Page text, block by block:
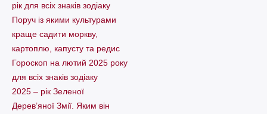
рік для всіх знаків зодіаку
Поруч із якими культурами
краще садити моркву,
картоплю, капусту та редис
Гороскоп на лютий 2025 року
для всіх знаків зодіаку
2025 – рік Зеленої
Дерев’яної Змії. Яким він